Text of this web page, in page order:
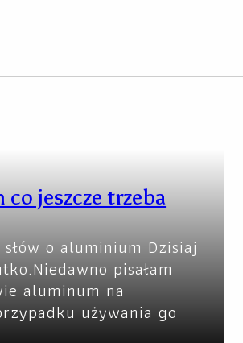
jeszcze trzeba
o aluminium Dzisiaj
pisałam
aluminum na
używania go